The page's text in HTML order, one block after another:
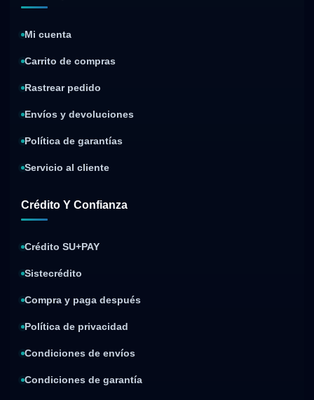
Mi cuenta
Carrito de compras
Rastrear pedido
Envíos y devoluciones
Política de garantías
Servicio al cliente
Crédito Y Confianza
Crédito SU+PAY
Sistecrédito
Compra y paga después
Política de privacidad
Condiciones de envíos
Condiciones de garantía